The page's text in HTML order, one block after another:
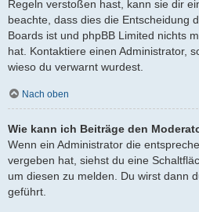
Regeln verstoßen hast, kann sie dir
beachte, dass dies die Entscheidung
Boards ist und phpBB Limited nichts
hat. Kontaktiere einen Administrator,
wieso du verwarnt wurdest.
Nach oben
Wie kann ich Beiträge den
Wenn ein Administrator die
vergeben hat, siehst du eine
um diesen zu melden. Du wirst dann
geführt.